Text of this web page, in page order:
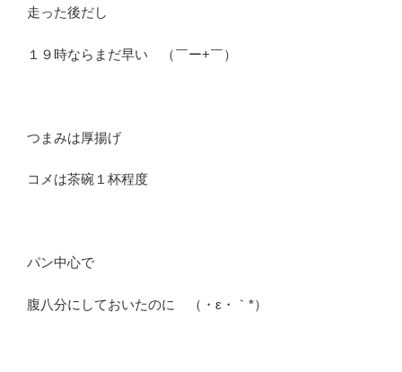
走った後だし
１９時ならまだ早い （￣ー+￣）
つまみは厚揚げ
コメは茶碗１杯程度
パン中心で
腹八分にしておいたのに （・ε・｀*）